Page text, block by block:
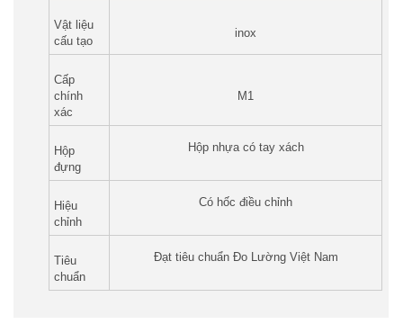
Vật liệu
cấu tạo
inox
Cấp
chính
xác
M1
Hộp
đựng
Hộp nhựa có tay xách
Hiệu
chỉnh
Có hốc điều chỉnh
Tiêu
chuẩn
Đạt tiêu chuẩn Đo Lường Việt Nam